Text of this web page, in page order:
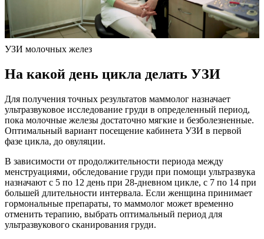
УЗИ молочных желез
На какой день цикла делать УЗИ
Для получения точных результатов маммолог назначает
ультразвуковое исследование груди в определенный период,
пока молочные железы достаточно мягкие и безболезненные.
Оптимальный вариант посещение кабинета УЗИ в первой
фазе цикла, до овуляции.
В зависимости от продолжительности периода между
менструациями, обследование груди при помощи ультразвука
назначают с 5 по 12 день при 28-дневном цикле, с 7 по 14 при
большей длительности интервала. Если женщина принимает
гормональные препараты, то маммолог может временно
отменить терапию, выбрать оптимальный период для
ультразвукового сканирования груди.